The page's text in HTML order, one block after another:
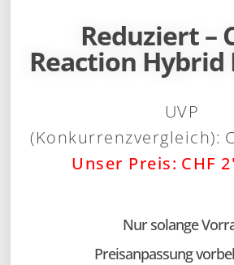
Reduziert –
Reaction Hybrid
CHF
Nur solange
Preisanpassung